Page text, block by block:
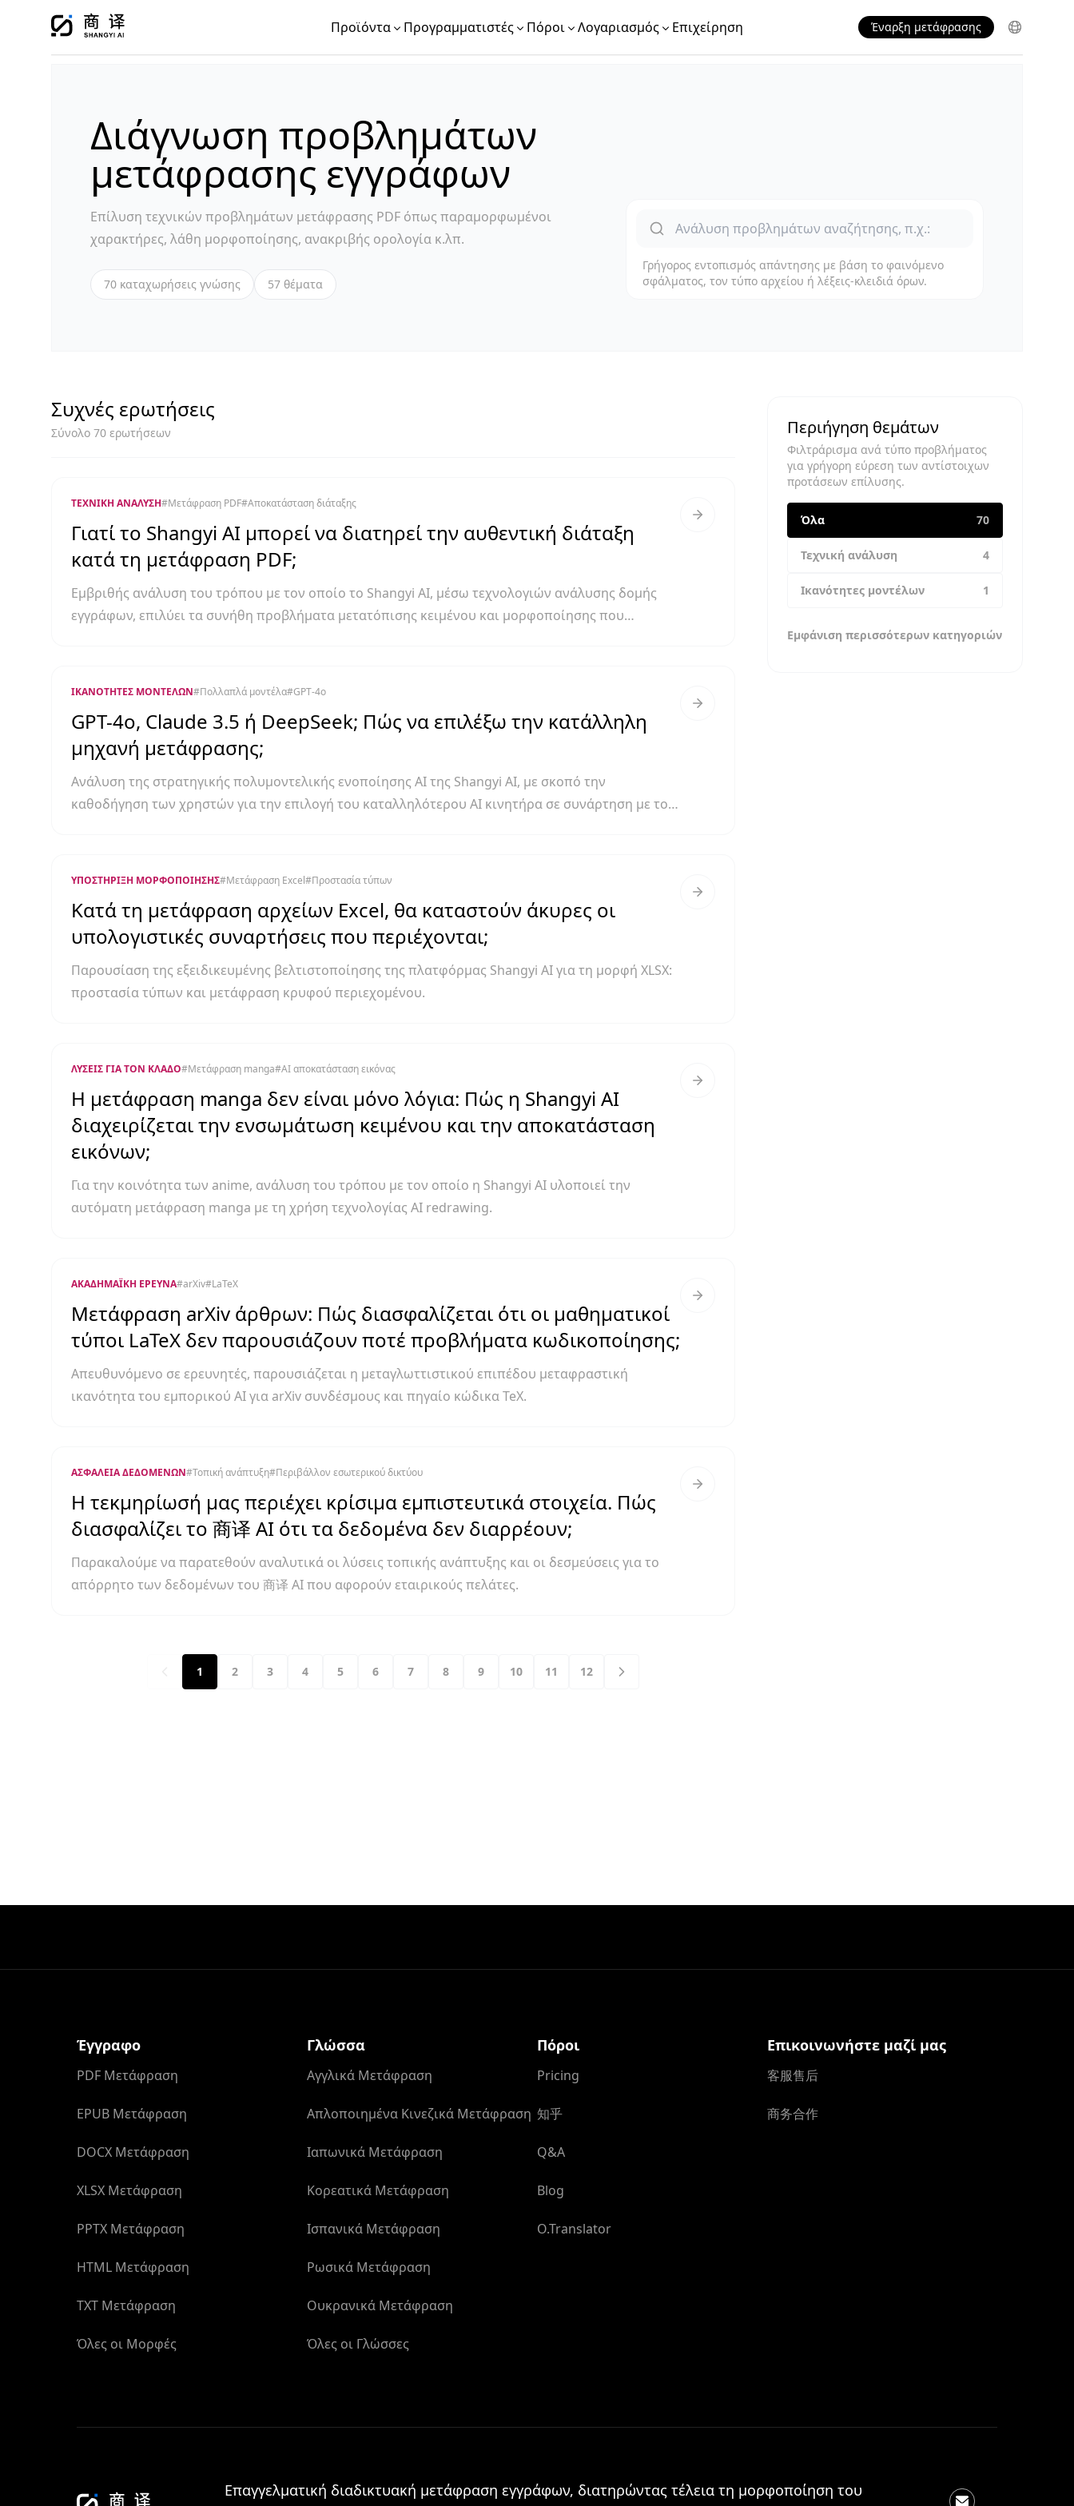
Προϊόντα Προγραμματιστές Πόροι Λογαριασμός Επιχείρηση Έναρξη μετάφρασης
Διάγνωση προβλημάτων
μετάφρασης εγγράφων
Επίλυση τεχνικών προβλημάτων μετάφρασης PDF όπως παραμορφωμένοι
χαρακτήρες, λάθη μορφοποίησης, ανακριβής ορολογία κ.λπ.
70 καταχωρήσεις γνώσης 57 θέματα
Γρήγορος εντοπισμός απάντησης με βάση το φαινόμενο
σφάλματος, τον τύπο αρχείου ή λέξεις-κλειδιά όρων.
Συχνές ερωτήσεις
Σύνολο 70 ερωτήσεων
ΤΕΧΝΙΚΉ ΑΝΆΛΥΣΗ#Μετάφραση PDF#Αποκατάσταση διάταξης
Γιατί το Shangyi AI μπορεί να διατηρεί την αυθεντική διάταξη
κατά τη μετάφραση PDF;
Εμβριθής ανάλυση του τρόπου με τον οποίο το Shangyi AI, μέσω τεχνολογιών ανάλυσης δομής
εγγράφων, επιλύει τα συνήθη προβλήματα μετατόπισης κειμένου και μορφοποίησης που
ΙΚΑΝΌΤΗΤΕΣ ΜΟΝΤΈΛΩΝ#Πολλαπλά μοντέλα#GPT-4o
GPT-4o, Claude 3.5 ή DeepSeek; Πώς να επιλέξω την κατάλληλη
μηχανή μετάφρασης;
Ανάλυση της στρατηγικής πολυμοντελικής ενοποίησης AI της Shangyi AI, με σκοπό την
καθοδήγηση των χρηστών για την επιλογή του καταλληλότερου AI κινητήρα σε συνάρτηση με τον
ΥΠΟΣΤΉΡΙΞΗ ΜΟΡΦΟΠΟΊΗΣΗΣ#Μετάφραση Excel#Προστασία τύπων
Κατά τη μετάφραση αρχείων Excel, θα καταστούν άκυρες οι
υπολογιστικές συναρτήσεις που περιέχονται;
Παρουσίαση της εξειδικευμένης βελτιστοποίησης της πλατφόρμας Shangyi AI για τη μορφή XLSX:
προστασία τύπων και μετάφραση κρυφού περιεχομένου.
ΛΎΣΕΙΣ ΓΙΑ ΤΟΝ ΚΛΆΔΟ#Μετάφραση manga#AI αποκατάσταση εικόνας
Η μετάφραση manga δεν είναι μόνο λόγια: Πώς η Shangyi AI
διαχειρίζεται την ενσωμάτωση κειμένου και την αποκατάσταση
εικόνων;
Για την κοινότητα των anime, ανάλυση του τρόπου με τον οποίο η Shangyi AI υλοποιεί την
αυτόματη μετάφραση manga με τη χρήση τεχνολογίας AI redrawing.
ΑΚΑΔΗΜΑΪΚΉ ΈΡΕΥΝΑ#arXiv#LaTeX
Μετάφραση arXiv άρθρων: Πώς διασφαλίζεται ότι οι μαθηματικοί
τύποι LaTeX δεν παρουσιάζουν ποτέ προβλήματα κωδικοποίησης;
Απευθυνόμενο σε ερευνητές, παρουσιάζεται η μεταγλωττιστικού επιπέδου μεταφραστική
ικανότητα του εμπορικού AI για arXiv συνδέσμους και πηγαίο κώδικα TeX.
ΑΣΦΆΛΕΙΑ ΔΕΔΟΜΈΝΩΝ#Τοπική ανάπτυξη#Περιβάλλον εσωτερικού δικτύου
Η τεκμηρίωσή μας περιέχει κρίσιμα εμπιστευτικά στοιχεία. Πώς
διασφαλίζει το 商译 AI ότι τα δεδομένα δεν διαρρέουν;
Παρακαλούμε να παρατεθούν αναλυτικά οι λύσεις τοπικής ανάπτυξης και οι δεσμεύσεις για το
απόρρητο των δεδομένων του 商译 AI που αφορούν εταιρικούς πελάτες.
1 2 3 4 5 6 7 8 9 10 11 12
Περιήγηση θεμάτων
Φιλτράρισμα ανά τύπο προβλήματος
για γρήγορη εύρεση των αντίστοιχων
προτάσεων επίλυσης.
Όλα 70
Τεχνική ανάλυση 4
Ικανότητες μοντέλων 1
Εμφάνιση περισσότερων κατηγοριών
Έγγραφο
PDF Μετάφραση
EPUB Μετάφραση
DOCX Μετάφραση
XLSX Μετάφραση
PPTX Μετάφραση
HTML Μετάφραση
TXT Μετάφραση
Όλες οι Μορφές
Γλώσσα
Αγγλικά Μετάφραση
Απλοποιημένα Κινεζικά Μετάφραση
Ιαπωνικά Μετάφραση
Κορεατικά Μετάφραση
Ισπανικά Μετάφραση
Ρωσικά Μετάφραση
Ουκρανικά Μετάφραση
Όλες οι Γλώσσες
Πόροι
Pricing
知乎
Q&A
Blog
O.Translator
Επικοινωνήστε μαζί μας
客服售后
商务合作
Επαγγελματική διαδικτυακή μετάφραση εγγράφων, διατηρώντας τέλεια τη μορφοποίηση του